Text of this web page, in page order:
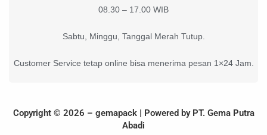
08.30 – 17.00 WIB
Sabtu, Minggu, Tanggal Merah Tutup.
Customer Service tetap online bisa menerima pesan 1×24 Jam.
Copyright © 2026 – gemapack | Powered by PT. Gema Putra
Abadi